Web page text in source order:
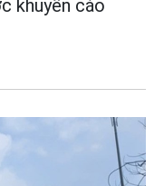
khuyến cáo